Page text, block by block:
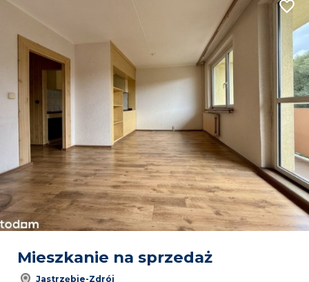
Mieszkanie na sprzedaż
Jastrzębie-Zdrój